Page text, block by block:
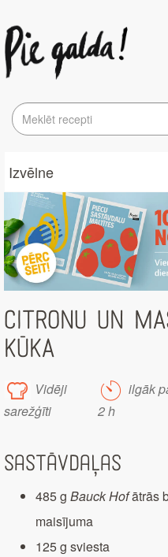
Izvēlne
CITRONU UN
KŪKA
Vidēji
sarežģīti
ilgāk
2 h
Sastāvdaļas
485 g Bauck Hofātrās
maisījuma
125 g sviesta